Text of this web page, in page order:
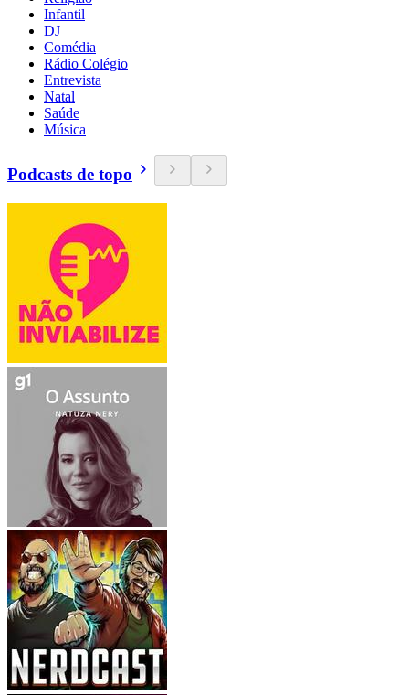
Infantil
DJ
Comédia
Rádio Colégio
Entrevista
Natal
Saúde
Música
Podcasts de topo